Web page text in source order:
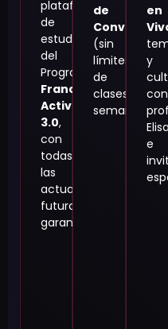
plataforma
de
estudios
del
Programa
Francés
Activo
3.0,
con
todas
las
actualizaciones
futuras
garantizadas;
de
(sin
límites
de
clases
semanales);
en
y
con
Elisa
e